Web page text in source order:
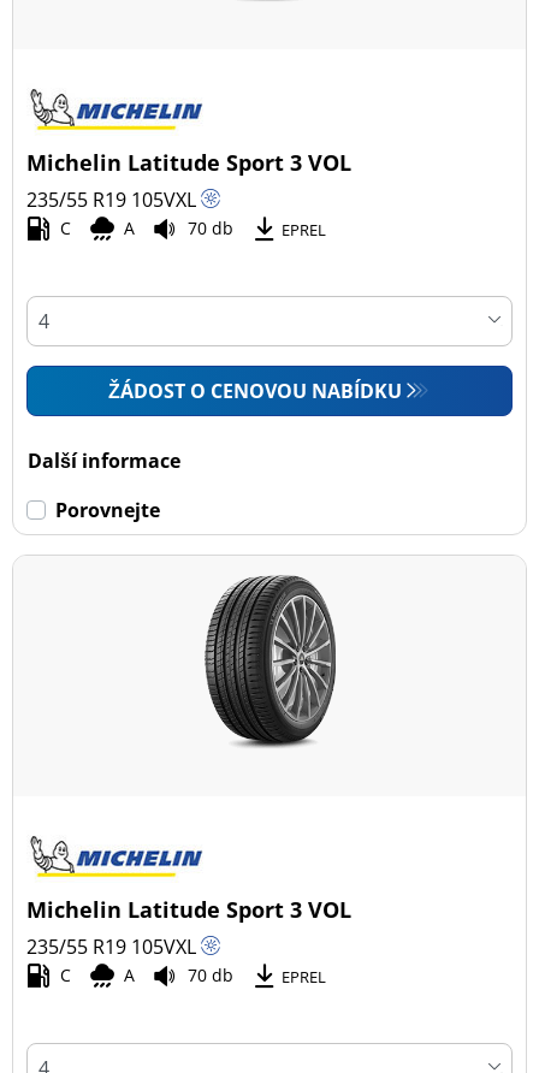
Michelin Latitude Sport 3 VOL
235/55 R19 105VXL
C A 70 db EPREL
ŽÁDOST O CENOVOU NABÍDKU
Další informace
Porovnejte
Michelin Latitude Sport 3 VOL
235/55 R19 105VXL
C A 70 db EPREL